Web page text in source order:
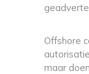
Offshore
maar